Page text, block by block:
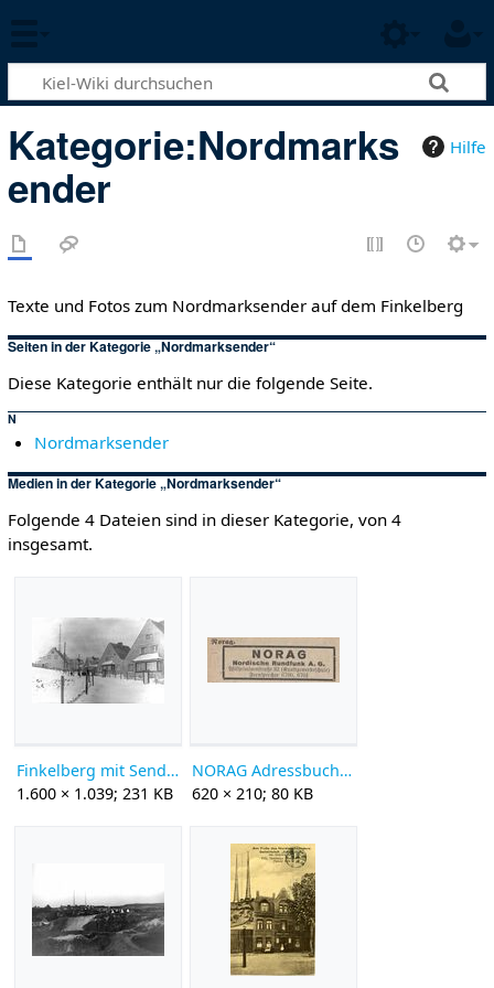
Hilfe
Kategorie:Nordmarks
ender
Texte und Fotos zum Nordmarksender auf dem Finkelberg
Seiten in der Kategorie „Nordmarksender“
Diese Kategorie enthält nur die folgende Seite.
N
Nordmarksender
Medien in der Kategorie „Nordmarksender“
Folgende 4 Dateien sind in dieser Kategorie, von 4
insgesamt.
Finkelberg mit Sendemast Sign-Nr 95429.jpg
1.600 × 1.039; 231 KB
NORAG Adressbuch 1930.jpg
620 × 210; 80 KB